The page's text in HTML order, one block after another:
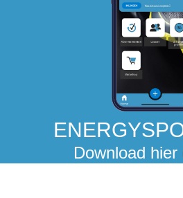
Download hier